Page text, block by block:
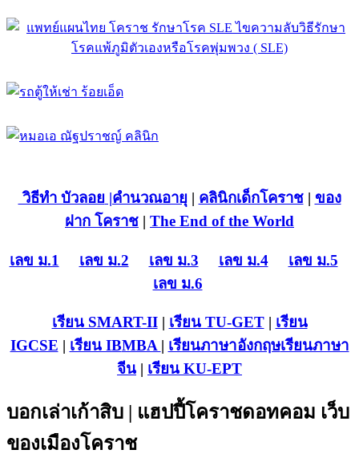
วิธีทำ บัวลอย |คำนวณอายุ | คลินิกเด็กโคราช| ของ
ฝาก โคราช | The End of the World
เลข ม.1 เลข ม.2 เลข ม.3 เลข ม.4
เลข ม.5
เลข ม.6
เรียน SMART-II| เรียน TU-GET| เรียน
IGCSE | เรียน IBMBA | เรียนภาษาอังกฤษเรียนภาษา
จีน | เรียน KU-EPT
บอกเล่าเก้าสิบ | แฮปปี้โคราชดอทคอม เว็บ
ของเมืองโคราช